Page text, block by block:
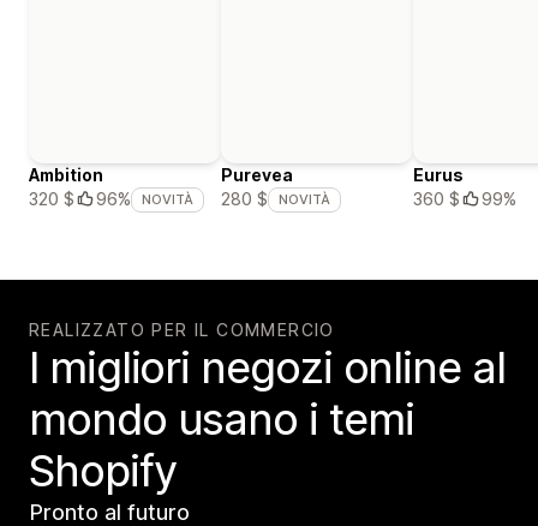
Ambition
320 $
96% NOVITÀ
Purevea
280 $
NOVITÀ
Eurus
360 $
99%
REALIZZATO PER IL COMMERCIO
I migliori negozi online al
mondo usano i temi
Shopify
Pronto al futuro